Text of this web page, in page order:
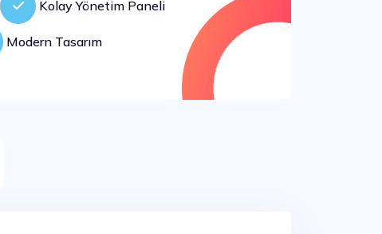
Kolay Yönetim Paneli
Modern Tasarım